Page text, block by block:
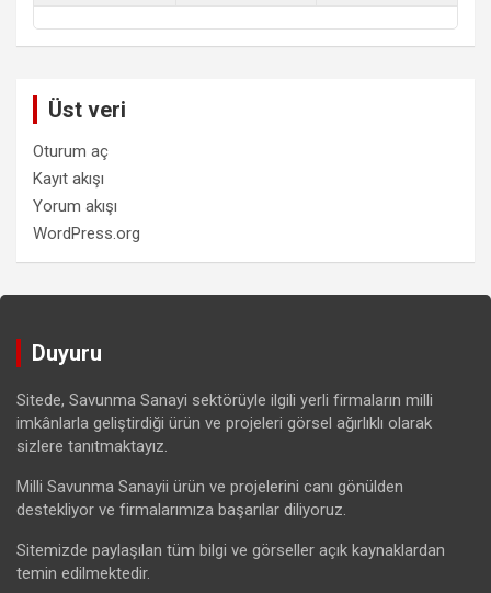
Üst veri
Oturum aç
Kayıt akışı
Yorum akışı
WordPress.org
Duyuru
Sitede, Savunma Sanayi sektörüyle ilgili yerli firmaların milli
imkânlarla geliştirdiği ürün ve projeleri görsel ağırlıklı olarak
sizlere tanıtmaktayız.
Milli Savunma Sanayii ürün ve projelerini canı gönülden
destekliyor ve firmalarımıza başarılar diliyoruz.
Sitemizde paylaşılan tüm bilgi ve görseller açık kaynaklardan
temin edilmektedir.